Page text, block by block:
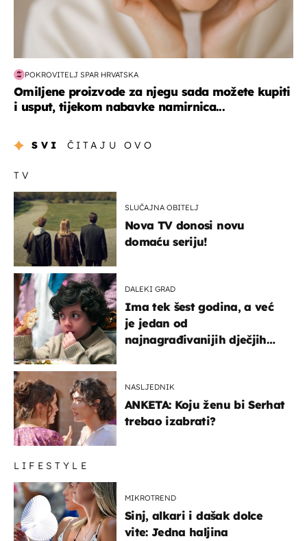
POKROVITELJ SPAR HRVATSKA
Omiljene proizvode za njegu sada možete kupiti
i usput, tijekom nabavke namirnica...
SVI ČITAJU OVO
TV
SLUČAJNA OBITELJ
Nova TV donosi novu
domaću seriju!
DALEKI GRAD
Ima tek šest godina, a već
je jedan od
najnagrađivanijih dječjih
NASLJEDNIK
ANKETA: Koju ženu bi Serhat
trebao izabrati?
LIFESTYLE
MIKROTREND
Sinj, alkari i dašak dolce
vite: Jedna haljina